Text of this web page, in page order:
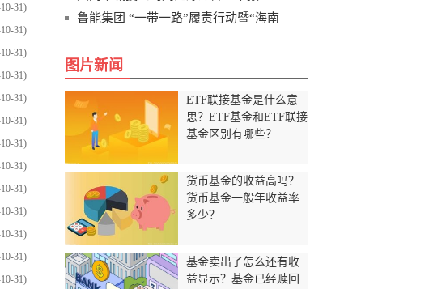
31)
31)
31)
31)
31)
31)
31)
31)
31)
31)
31)
31)
31)
鲁能集团 “一带一路”履责行动暨“海南
图片新闻
ETF联接基金是什么意
思？ETF基金和ETF联接
基金区别有哪些？
货币基金的收益高吗？
货币基金一般年收益率
多少？
基金卖出了怎么还有收
益显示？基金已经赎回